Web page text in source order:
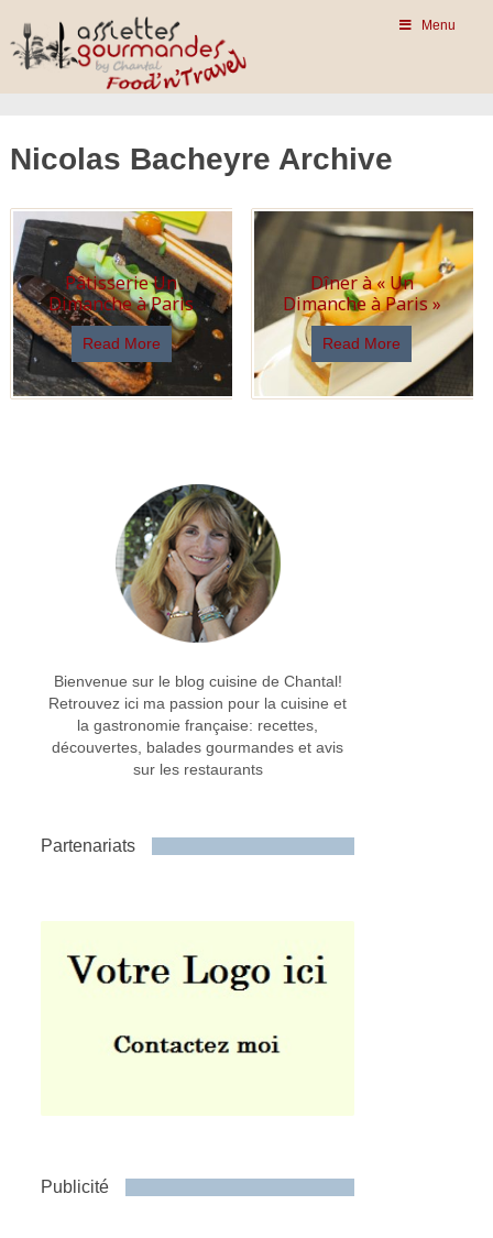
Menu
Nicolas Bacheyre Archive
Pâtisserie Un
Dimanche à Paris
Read More
Dîner à « Un
Dimanche à Paris »
Read More
Bienvenue sur le blog cuisine de Chantal!
Retrouvez ici ma passion pour la cuisine et
la gastronomie française: recettes,
découvertes, balades gourmandes et avis
sur les restaurants
Partenariats
Publicité